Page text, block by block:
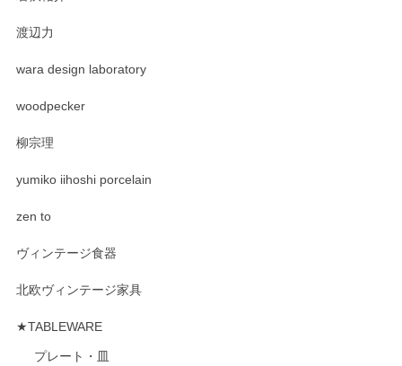
渡辺力
wara design laboratory
woodpecker
柳宗理
yumiko iihoshi porcelain
zen to
ヴィンテージ食器
北欧ヴィンテージ家具
★TABLEWARE
プレート・皿